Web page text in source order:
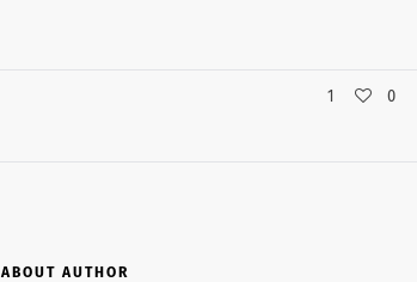
1 0
ABOUT AUTHOR